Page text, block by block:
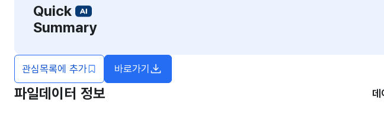
Quick
Summary
관심목록에 추가
새창열림
바로가기
파일데이터 정보 데